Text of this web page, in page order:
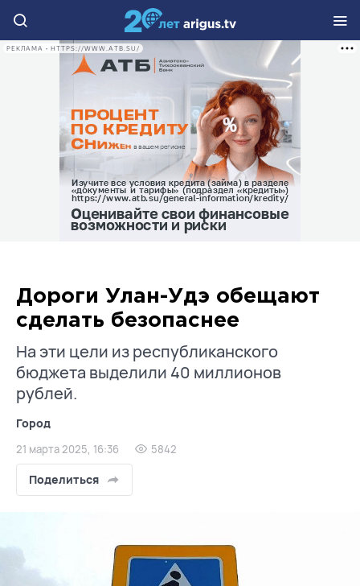
РЕКЛАМА • HTTPS://WWW.ATB.SU/
Дороги Улан-Удэ обещают
сделать безопаснее
На эти цели из республиканского
бюджета выделили 40 миллионов
рублей.
Город
21 марта 2025, 16:36 5842
Поделиться